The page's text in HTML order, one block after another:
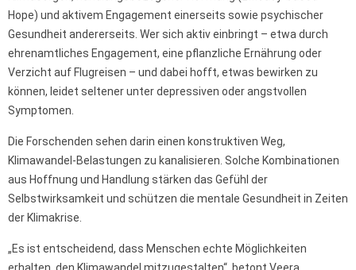
Hope) und aktivem Engagement einerseits sowie psychischer
Gesundheit andererseits. Wer sich aktiv einbringt – etwa durch
ehrenamtliches Engagement, eine pflanzliche Ernährung oder
Verzicht auf Flugreisen – und dabei hofft, etwas bewirken zu
können, leidet seltener unter depressiven oder angstvollen
Symptomen.
Die Forschenden sehen darin einen konstruktiven Weg,
Klimawandel-Belastungen zu kanalisieren. Solche Kombinationen
aus Hoffnung und Handlung stärken das Gefühl der
Selbstwirksamkeit und schützen die mentale Gesundheit in Zeiten
der Klimakrise.
„Es ist entscheidend, dass Menschen echte Möglichkeiten